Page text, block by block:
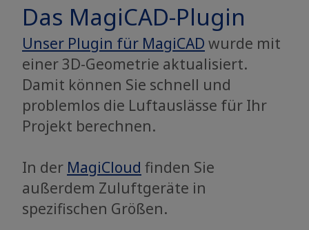
Das MagiCAD-Plugin
Unser Plugin für MagiCAD wurde mit
einer 3D-Geometrie aktualisiert.
Damit können Sie schnell und
problemlos die Luftauslässe für Ihr
Projekt berechnen.
​​​​​​​In der MagiCloud finden Sie
außerdem Zuluftgeräte in
spezifischen Größen.